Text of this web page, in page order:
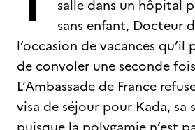
salle dans un hôpital
sans enfant, Docteur
l’occasion de vacances
de convoler une seconde
L’Ambassade de France
visa de séjour pour Kada, sa
puisque la polygamie n’est